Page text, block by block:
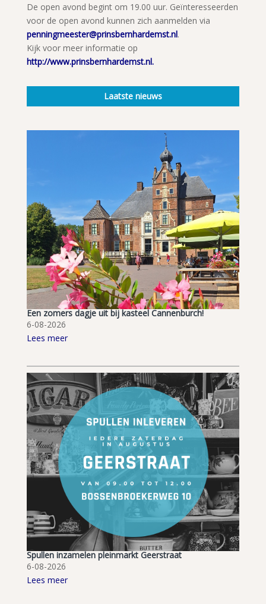
De open avond begint om 19.00 uur. Geïnteresseerden
voor de open avond kunnen zich aanmelden via
penningmeester@prinsbernhardemst.nl.
Kijk voor meer informatie op
http://www.prinsbernhardemst.nl.
Laatste nieuws
Een zomers dagje uit bij kasteel Cannenburch!
6-08-2026
Lees meer
Spullen inzamelen pleinmarkt Geerstraat
6-08-2026
Lees meer